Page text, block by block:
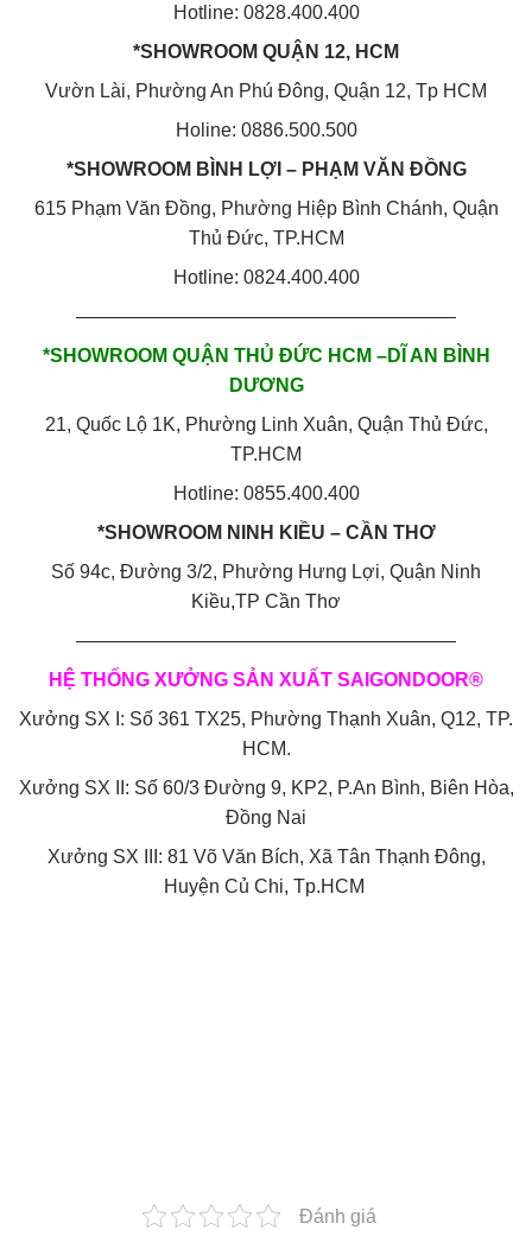
Hotline: 0828.400.400
*SHOWROOM QUẬN 12, HCM
Vườn Lài, Phường An Phú Đông, Quận 12, Tp HCM
Holine: 0886.500.500
*SHOWROOM BÌNH LỢI – PHẠM VĂN ĐỒNG
615 Phạm Văn Đồng, Phường Hiệp Bình Chánh, Quận
Thủ Đức, TP.HCM
Hotline: 0824.400.400
————————————————————
*SHOWROOM QUẬN THỦ ĐỨC HCM –DĨ AN BÌNH
DƯƠNG
21, Quốc Lộ 1K, Phường Linh Xuân, Quận Thủ Đức,
TP.HCM
Hotline: 0855.400.400
*SHOWROOM NINH KIỀU – CẦN THƠ
Số 94c, Đường 3/2, Phường Hưng Lợi, Quận Ninh
Kiều,TP Cần Thơ
————————————————————
HỆ THỐNG XƯỞNG SẢN XUẤT SAIGONDOOR®
Xưởng SX I: Số 361 TX25, Phường Thạnh Xuân, Q12, TP.
HCM.
Xưởng SX II: Số 60/3 Đường 9, KP2, P.An Bình, Biên Hòa,
Đồng Nai
Xưởng SX III: 81 Võ Văn Bích, Xã Tân Thạnh Đông,
Huyện Củ Chi, Tp.HCM
Đánh giá